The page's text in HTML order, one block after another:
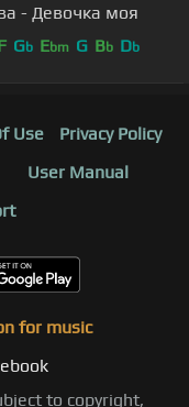
- Девочка моя
Gb Ebm G Bb Db
Use
Privacy Policy
User Manual
for music
to copyright,